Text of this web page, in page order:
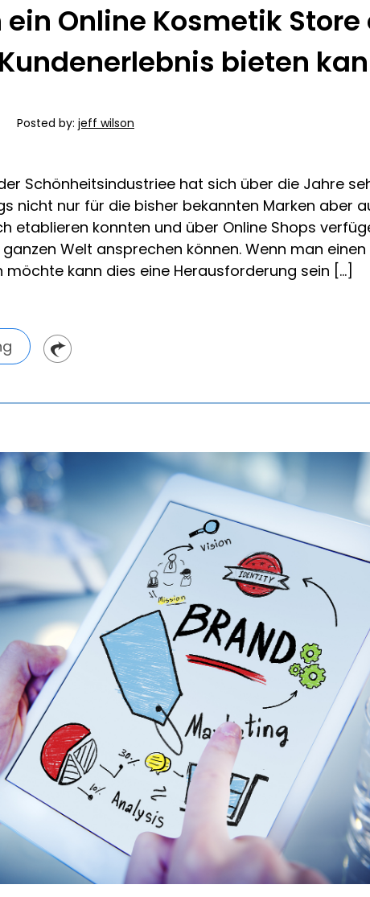
Online Kosmetik Store
bieten
Posted by: jeff wilson
Schönheitsindustriee hat sich über die Jahre
nicht nur für die bisher bekannten Marken aber
etablieren konnten und über Online Shops
Welt ansprechen können. Wenn man
kann dies eine Herausforderung sein […]